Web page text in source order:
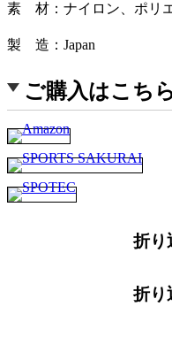
素 材 ナイロン、ポリ
製 造 Japan
ご購入はこち
折り
折り